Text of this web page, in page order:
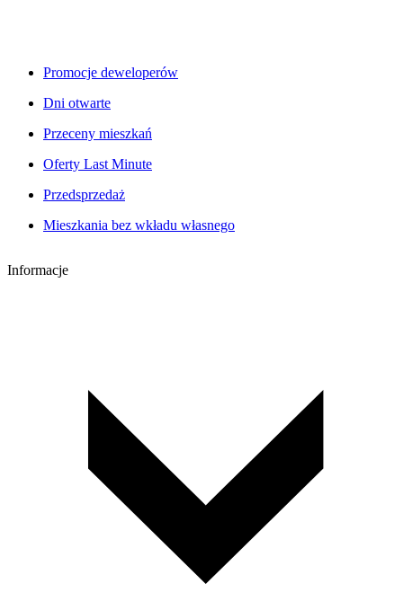
Promocje deweloperów
Dni otwarte
Przeceny mieszkań
Oferty Last Minute
Przedsprzedaż
Mieszkania bez wkładu własnego
Informacje